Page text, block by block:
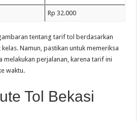
Rp 32.000
tentang tarif tol berdasarkan
Namun, pastikan untuk memeriksa
melakukan perjalanan, karena tarif ini
waktu.
Tol Bekasi